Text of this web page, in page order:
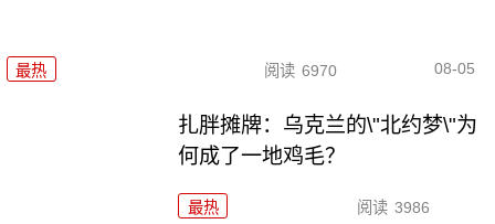
最热 阅读 6970 08-05
扎胖摊牌：乌克兰的\"北约梦\"为
何成了一地鸡毛？
最热 阅读 3986